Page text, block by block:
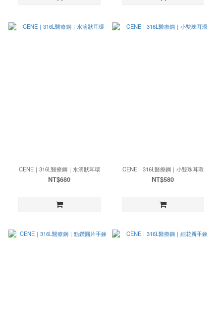
CENE｜316L醫療鋼｜水滴狀耳環
NT$680
CENE｜316L醫療鋼｜小雙珠耳環
NT$580